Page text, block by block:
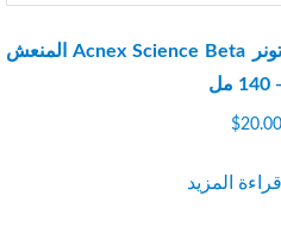
تونر Acnex Science Beta المنعش
- 140 مل
$20.00
قراءة المزيد